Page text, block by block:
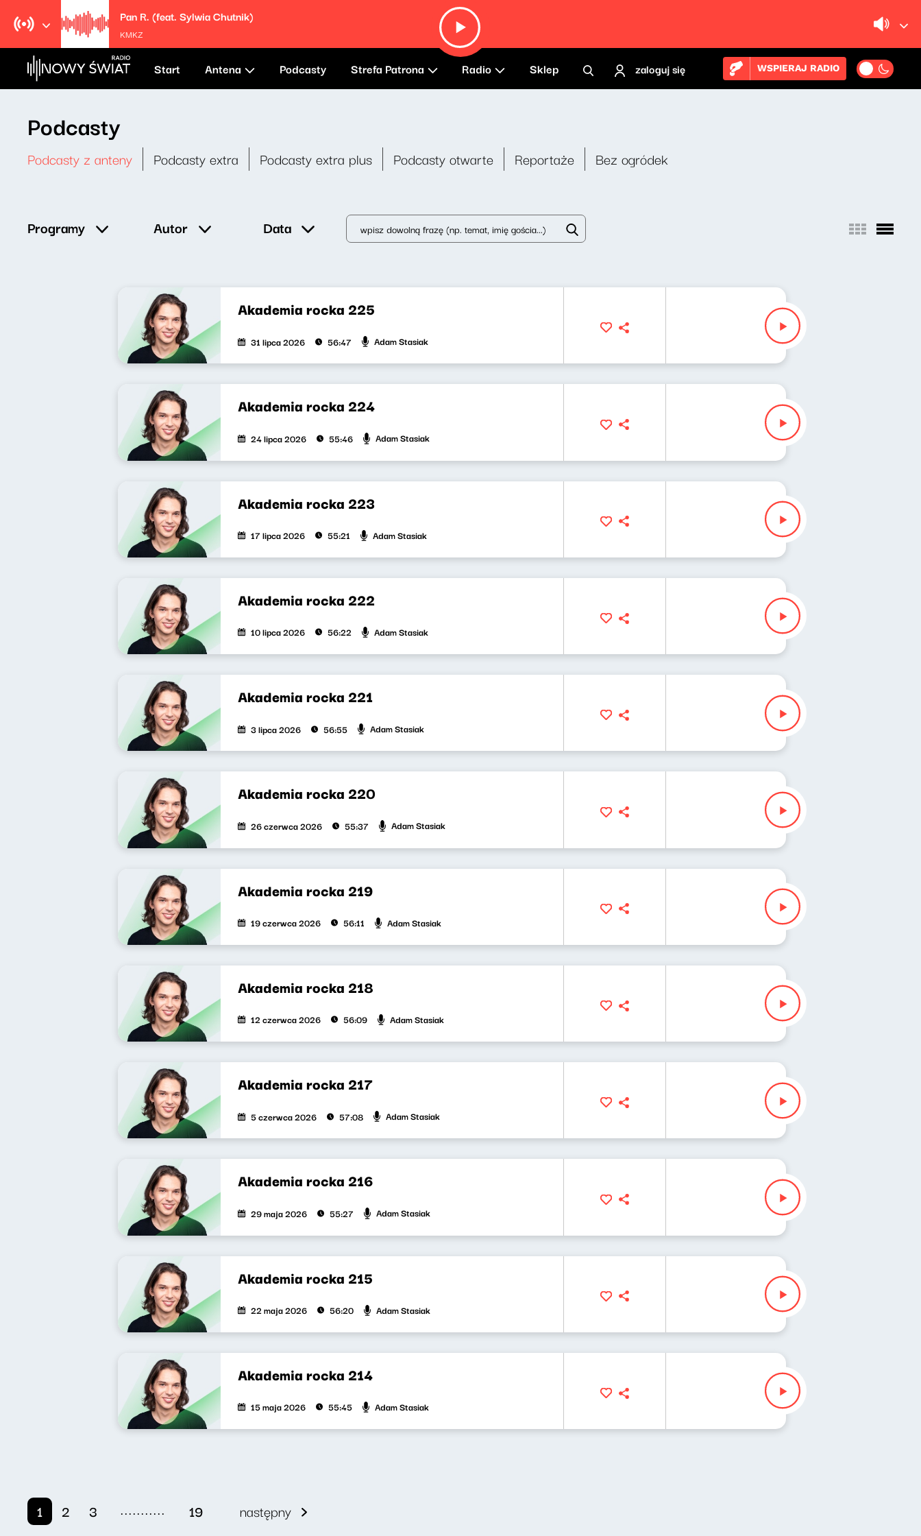
Pan R. (feat. Sylwia Chutnik)
KMKZ
Start Antena Podcasty Strefa Patrona Radio Sklep zaloguj się WSPIERAJ RADIO
Podcasty
Podcasty z anteny Podcasty extra Podcasty extra plus Podcasty otwarte Reportaże Bez ogródek
Programy Autor Data
Akademia rocka 225
31 lipca 2026 56:47 Adam Stasiak
Akademia rocka 224
24 lipca 2026 55:46 Adam Stasiak
Akademia rocka 223
17 lipca 2026 55:21 Adam Stasiak
Akademia rocka 222
10 lipca 2026 56:22 Adam Stasiak
Akademia rocka 221
3 lipca 2026 56:55 Adam Stasiak
Akademia rocka 220
26 czerwca 2026 55:37 Adam Stasiak
Akademia rocka 219
19 czerwca 2026 56:11 Adam Stasiak
Akademia rocka 218
12 czerwca 2026 56:09 Adam Stasiak
Akademia rocka 217
5 czerwca 2026 57:08 Adam Stasiak
Akademia rocka 216
29 maja 2026 55:27 Adam Stasiak
Akademia rocka 215
22 maja 2026 56:20 Adam Stasiak
Akademia rocka 214
15 maja 2026 55:45 Adam Stasiak
1 2 3 ........... 19 następny